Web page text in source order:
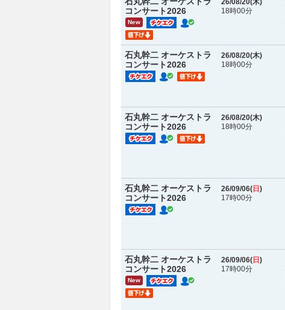
コンサート2026
New
26/08/20(木)
18時00分
石丸幹二 オーケストラ
コンサート2026
26/08/20(木)
18時00分
石丸幹二 オーケストラ
コンサート2026
26/08/20(木)
18時00分
石丸幹二 オーケストラ
コンサート2026
26/09/06( 日 )
17時00分
石丸幹二 オーケストラ
コンサート2026
New
26/09/06( 日 )
17時00分